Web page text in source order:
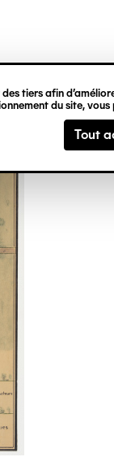
tiers afin
du site,
Tout